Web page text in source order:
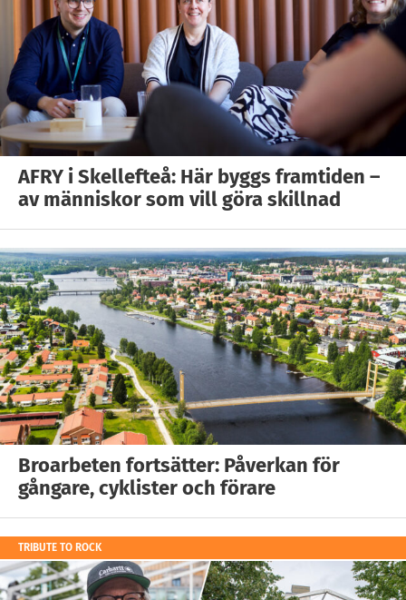
AFRY i Skellefteå: Här byggs framtiden –
av människor som vill göra skillnad
Broarbeten fortsätter: Påverkan för
gångare, cyklister och förare
TRIBUTE TO ROCK